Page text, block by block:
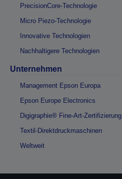
PrecisionCore-Technologie
Micro Piezo-Technologie
Innovative Technologien
Nachhaltigere Technologien
Unternehmen
Management Epson Europa
Epson Europe Electronics
Digigraphie® Fine-Art-Zertifizierung
Textil-Direktdruckmaschinen
Weltweit